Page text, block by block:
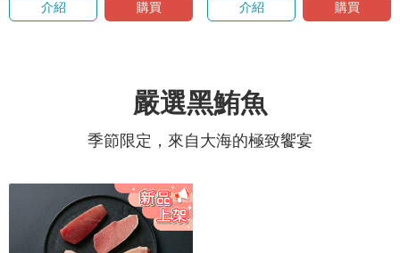
介紹 購買 介紹 購買
嚴選黑鮪魚
季節限定，來自大海的極致饗宴